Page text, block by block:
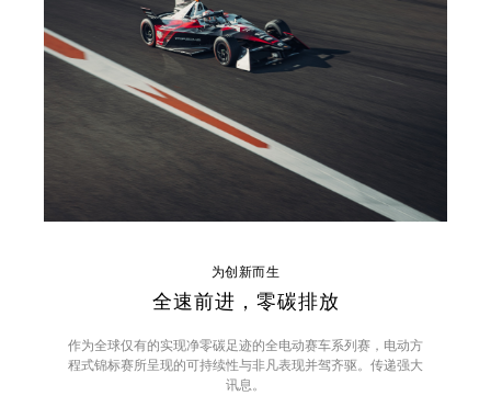
为创新而生
全速前进，零碳排放
作为全球仅有的实现净零碳足迹的全电动赛车系列赛，电动方
程式锦标赛所呈现的可持续性与非凡表现并驾齐驱。传递强大
讯息。